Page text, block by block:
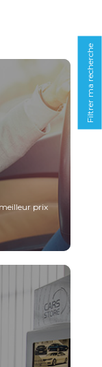
prix
Filtrer ma recherche